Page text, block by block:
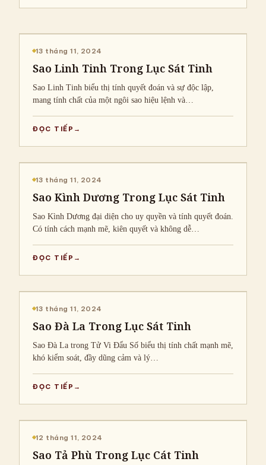
CHIA SẺ KIẾN THỨC
13 tháng 11, 2024
Sao Linh Tinh Trong Lục Sát Tinh
Sao Linh Tinh biểu thị tính quyết đoán và sự độc lập,
mang tính chất của một ngôi sao hiệu lệnh và…
ĐỌC TIẾP
CHIA SẺ KIẾN THỨC
13 tháng 11, 2024
Sao Kình Dương Trong Lục Sát Tinh
Sao Kình Dương đại diện cho uy quyền và tính quyết đoán.
Có tính cách mạnh mẽ, kiên quyết và không dễ…
ĐỌC TIẾP
CHIA SẺ KIẾN THỨC
13 tháng 11, 2024
Sao Đà La Trong Lục Sát Tinh
Sao Đà La trong Tử Vi Đẩu Số biểu thị tính chất mạnh mẽ,
khó kiểm soát, đầy dũng cảm và lý…
ĐỌC TIẾP
CHIA SẺ KIẾN THỨC
12 tháng 11, 2024
Sao Tả Phù Trong Lục Cát Tinh